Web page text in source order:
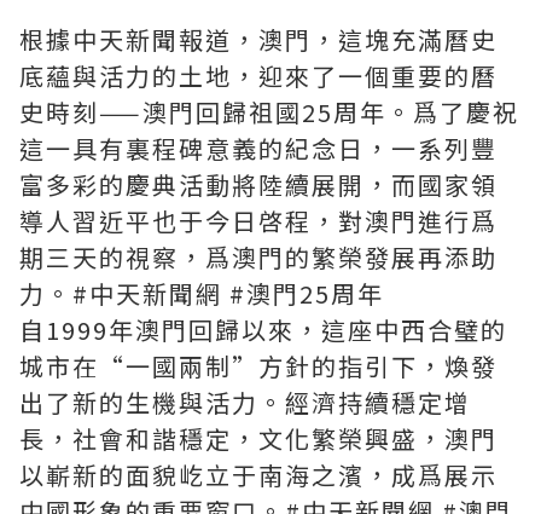
根據中天新聞報道，澳門，這塊充滿曆史
底蘊與活力的土地，迎來了一個重要的曆
史時刻——澳門回歸祖國25周年。爲了慶祝
這一具有裏程碑意義的紀念日，一系列豐
富多彩的慶典活動將陸續展開，而國家領
導人習近平也于今日啓程，對澳門進行爲
期三天的視察，爲澳門的繁榮發展再添助
力。#中天新聞網 #澳門25周年
自1999年澳門回歸以來，這座中西合璧的
城市在“一國兩制”方針的指引下，煥發
出了新的生機與活力。經濟持續穩定增
長，社會和諧穩定，文化繁榮興盛，澳門
以嶄新的面貌屹立于南海之濱，成爲展示